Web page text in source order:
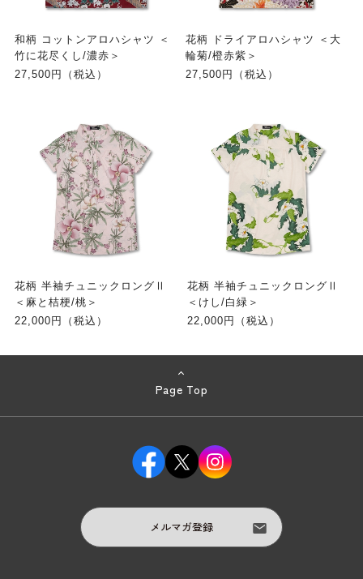
和柄 コットンアロハシャツ ＜
竹に花尽くし/濃赤＞
27,500円（税込）
花柄 ドライアロハシャツ ＜大
輪菊/橙赤紫＞
27,500円（税込）
花柄 半袖チュニックロングⅡ
＜麻と桔梗/桃＞
22,000円（税込）
花柄 半袖チュニックロングⅡ
＜けし/白緑＞
22,000円（税込）
Page Top
メルマガ登録